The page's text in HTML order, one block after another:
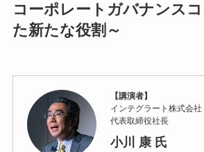
コーポレートガバナンス
た新たな役割～
【講演者】
インテグラート株式会社
代表取締役社長
小川 康 氏